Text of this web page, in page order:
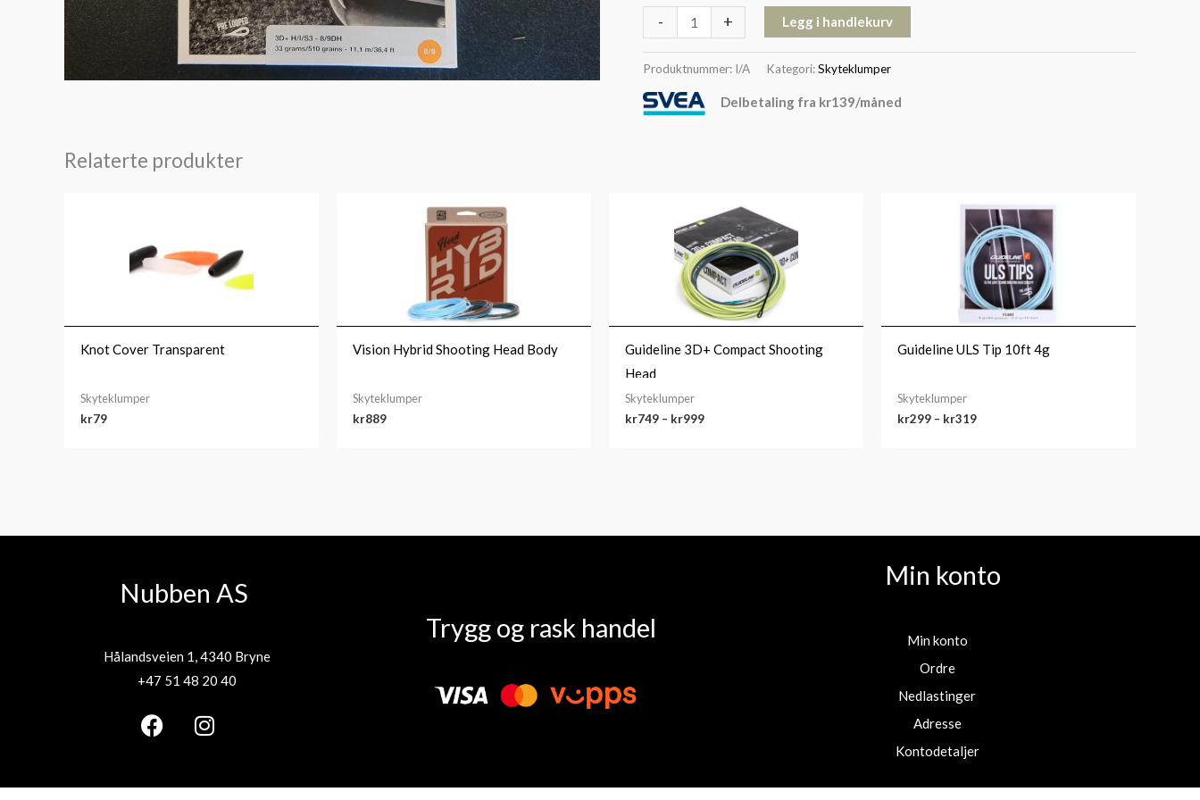
- + Legg i handlekurv
Produktnummer: I/A Kategori:Skyteklumper
Delbetaling fra kr139/måned
Relaterte produkter
Knot Cover Transparent
Skyteklumper
kr79
Vision Hybrid Shooting Head Body
Skyteklumper
kr889
Guideline 3D+ Compact Shooting
Head
Skyteklumper
kr749 – kr999
kr749
til
kr999
Guideline ULS Tip 10ft 4g
Skyteklumper
kr299 – kr319
kr299
til
kr319
Nubben AS
Hålandsveien 1, 4340 Bryne
+47 51 48 20 40
F
c
I
s
Trygg og rask handel
Min konto
Min konto
Ordre
Nedlastinger
Adresse
Kontodetaljer